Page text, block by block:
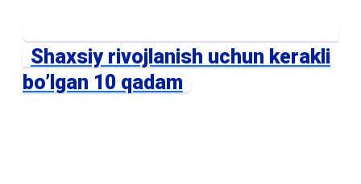
Shaxsiy rivojlanish uchun kerakli
bo’lgan 10 qadam